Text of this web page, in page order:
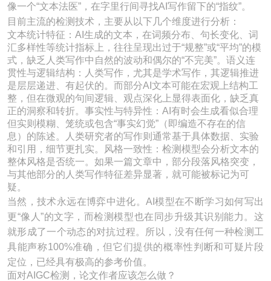
像一个“文本法医”，在字里行间寻找AI写作留下的“指纹”。
目前主流的检测技术，主要从以下几个维度进行分析：
文本统计特征：AI生成的文本，在词频分布、句长变化、词
汇多样性等统计指标上，往往呈现出过于“规整”或“平均”的模
式，缺乏人类写作中自然的波动和偶尔的“不完美”。语义连
贯性与逻辑结构：人类写作，尤其是学术写作，其逻辑推进
是层层递进、有起伏的。而部分AI文本可能在宏观上结构工
整，但在微观的句间逻辑、观点深化上显得表面化，缺乏真
正的洞察和转折。事实性与特异性：AI有时会生成看似合理
但实则模糊、笼统或包含“事实幻觉”（即编造不存在的信
息）的陈述。人类研究者的写作则通常基于具体数据、实验
和引用，细节更扎实。风格一致性：检测模型会分析文本的
整体风格是否统一。如果一篇文章中，部分段落风格突变，
与其他部分的人类写作特征差异显著，就可能被标记为可
疑。
当然，技术永远在博弈中进化。AI模型在不断学习如何写出
更“像人”的文字，而检测模型也在同步升级其识别能力。这
就形成了一个动态的对抗过程。所以，没有任何一种检测工
具能声称100%准确，但它们提供的概率性判断和可疑片段
定位，已经具有极高的参考价值。
面对AIGC检测，论文作者应该怎么做？